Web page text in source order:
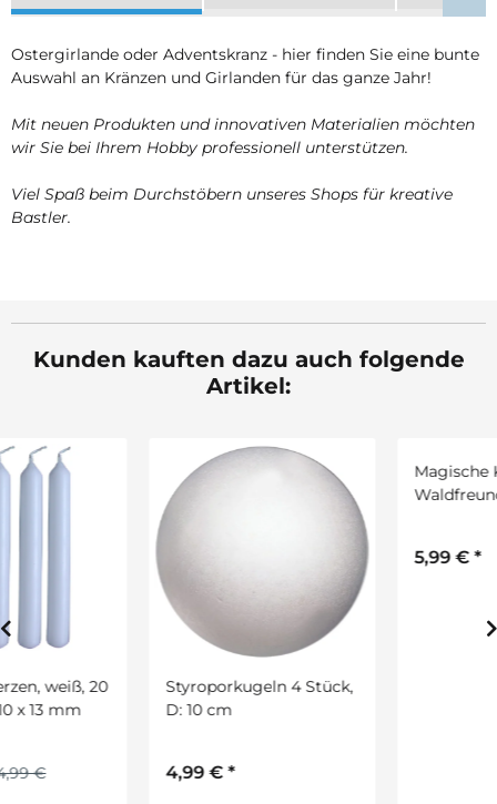
Ostergirlande oder Adventskranz - hier finden Sie eine bunte
Auswahl an Kränzen und Girlanden für das ganze Jahr!
Mit neuen Produkten und innovativen Materialien möchten
wir Sie bei Ihrem Hobby professionell unterstützen.
Viel Spaß beim Durchstöbern unseres Shops für kreative
Bastler.
Kunden kauften dazu auch folgende
Artikel:
Styroporkugeln 4 Stück,
D: 10 cm
4,99 €
Magische Kratzelbilder